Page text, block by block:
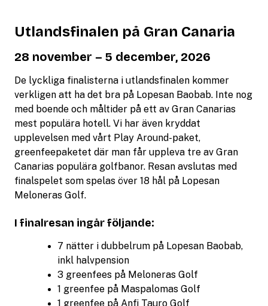
Utlandsfinalen på Gran Canaria
28 november – 5 december, 2026
De lyckliga finalisterna i utlandsfinalen kommer
verkligen att ha det bra på Lopesan Baobab. Inte nog
med boende och måltider på ett av Gran Canarias
mest populära hotell. Vi har även kryddat
upplevelsen med vårt Play Around-paket,
greenfeepaketet där man får uppleva tre av Gran
Canarias populära golfbanor. Resan avslutas med
finalspelet som spelas över 18 hål på Lopesan
Meloneras Golf.
I finalresan ingår följande:
7 nätter i dubbelrum på Lopesan Baobab,
inkl halvpension
3 greenfees på Meloneras Golf
1 greenfee på Maspalomas Golf
1 greenfee på Anfi Tauro Golf